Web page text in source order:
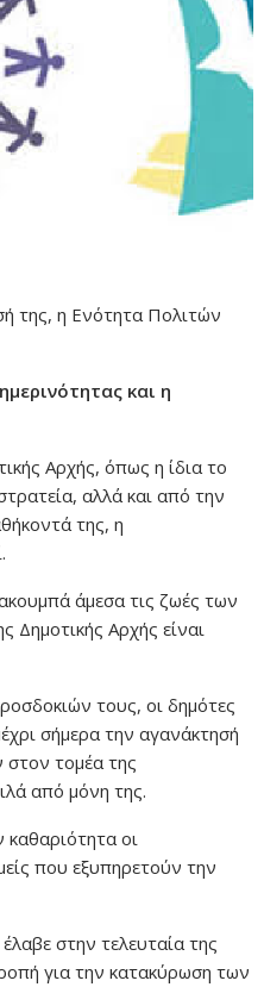
της, η Ενότητα Πολιτών
και η
Αρχής, όπως η ίδια το
αλλά και από την
της, η
άμεσα τις ζωές των
Δημοτικής Αρχής είναι
τους, οι δημότες
σήμερα την αγανάκτησή
τομέα της
από μόνη της.
οι
που εξυπηρετούν την
στην τελευταία της
για την κατακύρωση των